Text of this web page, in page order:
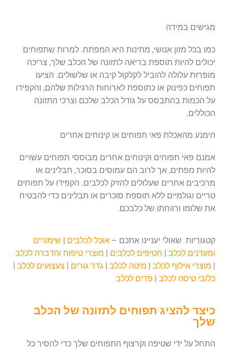
מגישים במידה
כמו בכל מזון אנושי, מתינות היא המפתח. למרות שתפוחים
יכולים להיות תוספת בריאה לתזונה של הכלב שלך, צריכה
מופרזת עלולה להוביל לקלקול קיבה או שלשולים. הציעו
תפוחים כפינוק או כתוספת לארוחות הרגילות שלהם, והקפידו
על הכמות בהתבסס על גודל הכלב שלכם וצרכי התזונה
הכוללים.
הימנע מהאכלת פאי תפוחים או קינוחים אחרים
אמנם פאי תפוחים וקינוחים אחרים מבוססי תפוחים עשויים
להיות מפתים, אך לרוב הם עמוסים בסוכר, תבלינים או
מרכיבים אחרים שעלולים להזיק לכלבים. הקפידו על תפוחים
טריים וגולמיים ללא תוספת סוכרים או תבלינים כדי להבטיח
את שלומו ורווחתו של כלבכם.
קטגוריות שאולי יעניינו אתכם – אוכל לכלבים
שימורים
ומעדנים לכלב
חטיפים לכלבים
מוצרי טיפוח והדברה לכלב
מוצרי אילוף לכלב מיטה לכלב גדר גורים צעצועים לכלב
כלובי טיסה לכלב
פדים לכלב
כיצד להציג תפוחים לתזונה של הכלב
שלך
התחל על ידי שטיפה וקרצוף התפוחים שלך כדי להסיר כל